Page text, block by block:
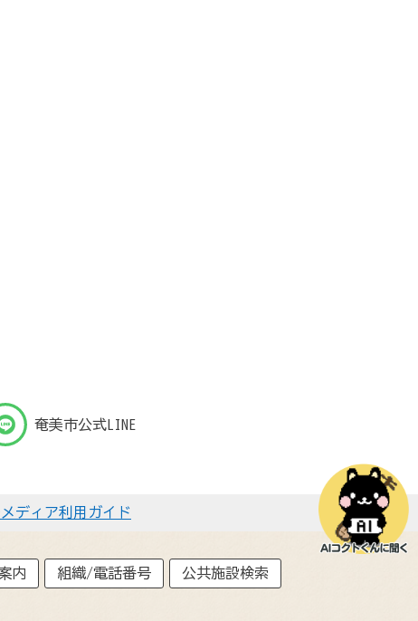
奄美市公式LINE
ディア利用ガイド
内 組織/電話番号 公共施設検索